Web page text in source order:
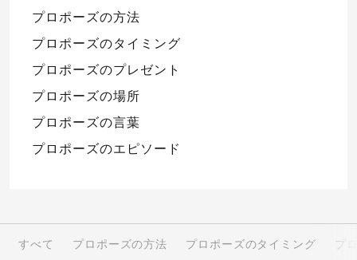
プロポーズの方法
プロポーズのタイミング
プロポーズのプレゼント
プロポーズの場所
プロポーズの言葉
プロポーズのエピソード
すべて プロポーズの方法 プロポーズのタイミング プ